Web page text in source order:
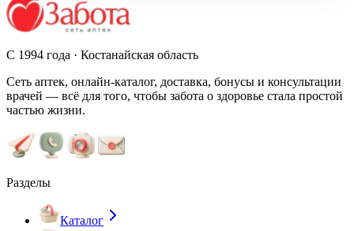
С 1994 года · Костанайская область
Сеть аптек, онлайн-каталог, доставка, бонусы и консультации
врачей — всё для того, чтобы забота о здоровье стала простой
частью жизни.
Разделы
Каталог